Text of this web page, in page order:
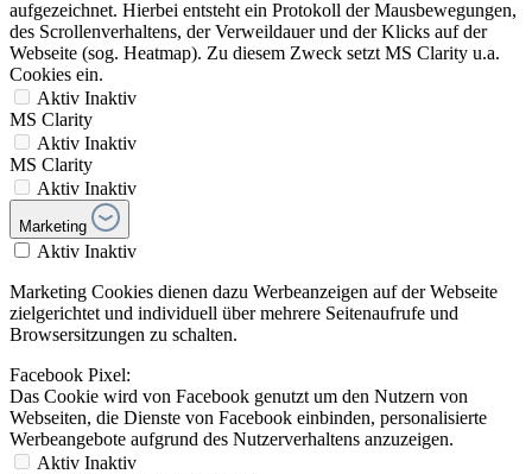
aufgezeichnet. Hierbei entsteht ein Protokoll der Mausbewegungen,
des Scrollenverhaltens, der Verweildauer und der Klicks auf der
Webseite (sog. Heatmap). Zu diesem Zweck setzt MS Clarity u.a.
Cookies ein.
Aktiv Inaktiv
MS Clarity
Aktiv Inaktiv
MS Clarity
Aktiv Inaktiv
Marketing
Aktiv Inaktiv
Marketing Cookies dienen dazu Werbeanzeigen auf der Webseite
zielgerichtet und individuell über mehrere Seitenaufrufe und
Browsersitzungen zu schalten.
Facebook Pixel:
Das Cookie wird von Facebook genutzt um den Nutzern von
Webseiten, die Dienste von Facebook einbinden, personalisierte
Werbeangebote aufgrund des Nutzerverhaltens anzuzeigen.
Aktiv Inaktiv